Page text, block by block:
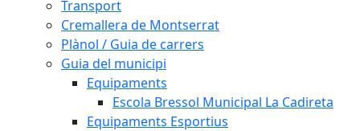
Transport
Cremallera de Montserrat
Plànol / Guia de carrers
Guia del municipi
Equipaments
Escola Bressol Municipal La Cadireta
Equipaments Esportius